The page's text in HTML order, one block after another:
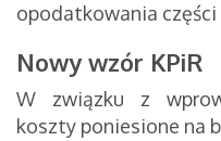
opodatkowania
Nowy wzór KPiR
W związku z
koszty poniesione na